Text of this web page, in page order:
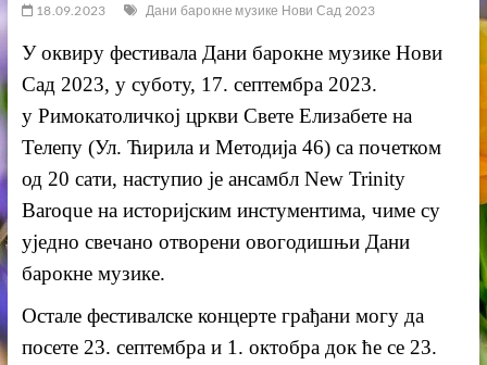
18.09.2023 Дани барокне музике Нови Сад 2023
У оквиру фестивала Дани барокне музике Нови
Сад 2023, у суботу, 17. септембра2023.
у Римокатоличкoj цркви Свете Елизабете на
Телепу(Ул. Ћирила и Методија 46) са почетком
од 20 сати, наступио је ансамбл New Trinity
Baroqueна историјским инстументима, чиме су
уједно свечано отворени овогодишњи Дани
барокне музике.
Остале фестивалске концерте грађани могу да
посете 23. септембра и 1. октобра док ће се 23.